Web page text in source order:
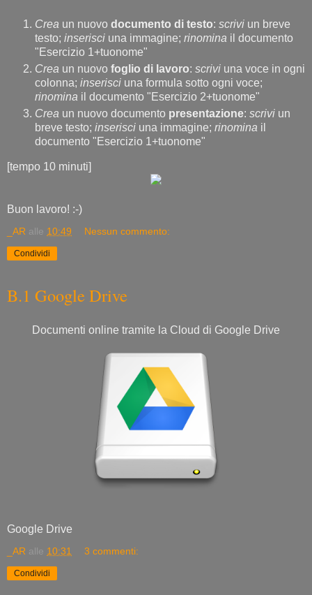
Crea un nuovo documento di testo: scrivi un breve
testo; inserisci una immagine; rinomina il documento
"Esercizio 1+tuonome"
Crea un nuovo foglio di lavoro: scrivi una voce in ogni
colonna; inserisci una formula sotto ogni voce;
rinomina il documento "Esercizio 2+tuonome"
Crea un nuovo documento presentazione: scrivi un
breve testo; inserisci una immagine; rinomina il
documento "Esercizio 1+tuonome"
[tempo 10 minuti]
Buon lavoro! :-)
_AR alle 10:49 Nessun commento:
Condividi
B.1 Google Drive
Documenti online tramite la Cloud di Google Drive
Google Drive
_AR alle 10:31 3 commenti:
Condividi